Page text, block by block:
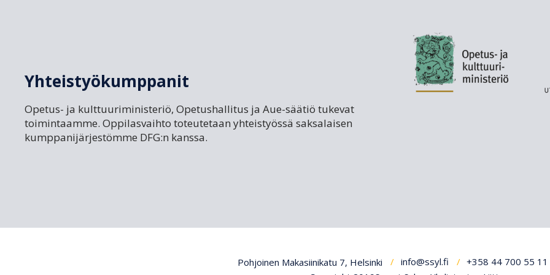
Yhteistyökumppanit
Opetus- ja kulttuuriministeriö, Opetushallitus ja Aue-säätiö tukevat
toimintaamme. Oppilasvaihto toteutetaan yhteistyössä saksalaisen
kumppanijärjestömme DFG:n kanssa.
Pohjoinen Makasiinikatu 7, Helsinki info@ssyl.fi
+358 44 700 55 11